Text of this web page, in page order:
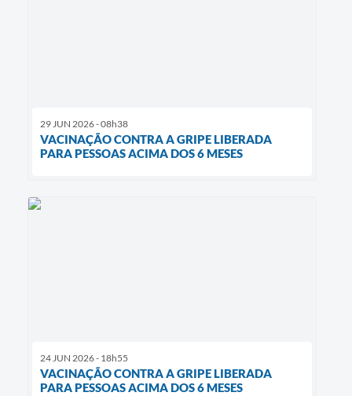
29 JUN 2026 - 08h38
VACINAÇÃO CONTRA A GRIPE LIBERADA
PARA PESSOAS ACIMA DOS 6 MESES
24 JUN 2026 - 18h55
VACINAÇÃO CONTRA A GRIPE LIBERADA
PARA PESSOAS ACIMA DOS 6 MESES